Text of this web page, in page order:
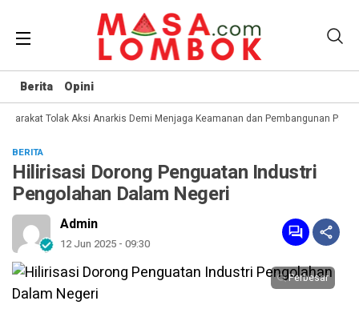
Berita Opini
Tolak Aksi Anarkis Demi Menjaga Keamanan dan Pembangunan Papua
BERITA
Hilirisasi Dorong Penguatan Industri
Pengolahan Dalam Negeri
Admin
12 Jun 2025 - 09:30
Perbesar